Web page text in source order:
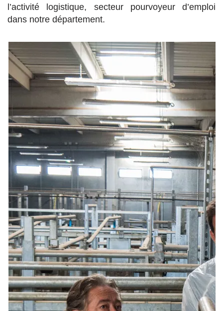
l’activité logistique, secteur pourvoyeur d’emploi
dans notre département.